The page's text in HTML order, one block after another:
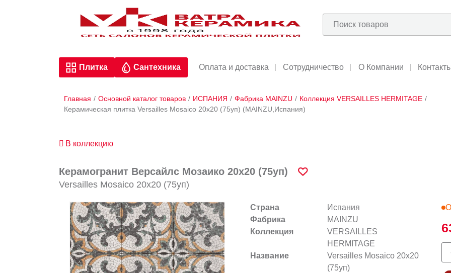
Плитка Сантехника Оплата и доставка Сотрудничество О Компании
Главная / Основной каталог товаров / ИСПАНИЯ / Фабрика MAINZU / Коллекция VERSAILLES HERMITAGE /
Керамическая плитка Versailles Mosaico 20х20 (75уп) (MAINZU,Испания)
В коллекцию
Керамогранит Версайлс Мозаико 20х20 (75уп)
Versailles Mosaico 20х20 (75уп)
Страна
Испания
Фабрика
MAINZU
Коллекция
VERSAILLES
HERMITAGE
Название
Versailles Mosaico 20х20
(75уп)